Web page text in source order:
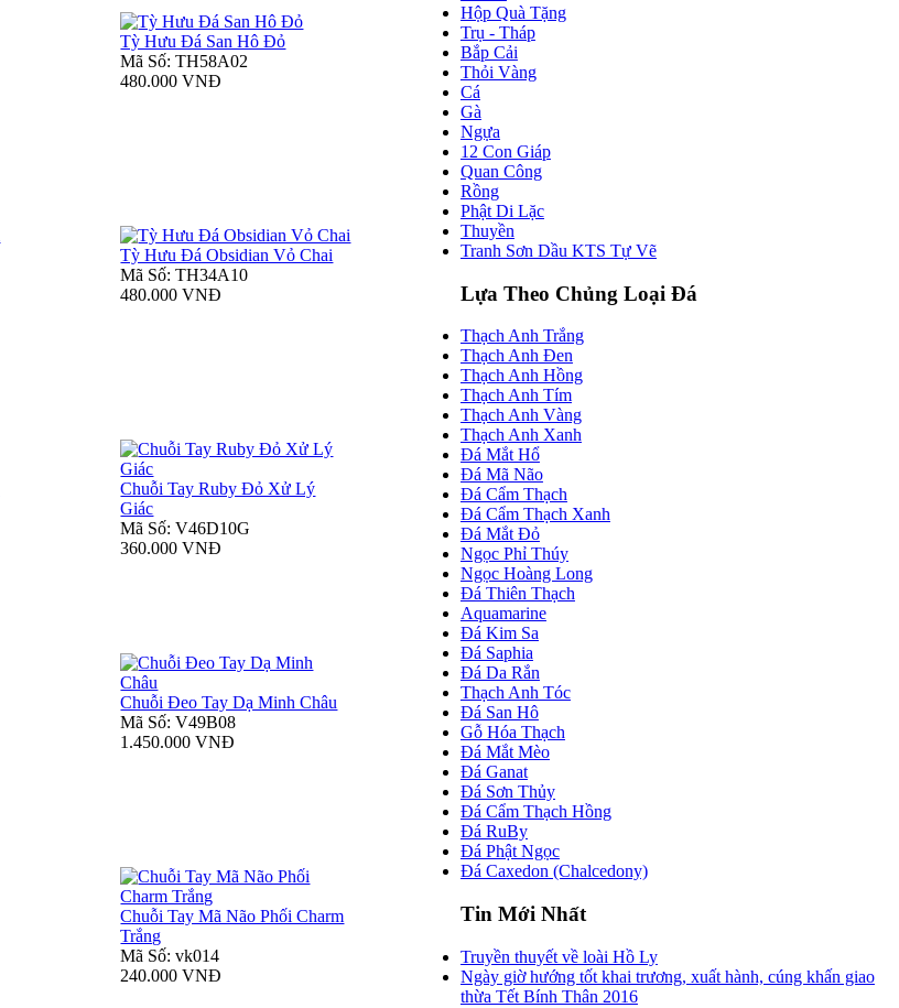
Tỳ Hưu Đá San Hô Đỏ
Mã Số: TH58A02
480.000 VNĐ
Tỳ Hưu Đá Obsidian Vỏ Chai
Mã Số: TH34A10
480.000 VNĐ
Chuỗi Tay Ruby Đỏ Xử Lý
Giác
Mã Số: V46D10G
360.000 VNĐ
Chuỗi Đeo Tay Dạ Minh Châu
Mã Số: V49B08
1.450.000 VNĐ
Chuỗi Tay Mã Não Phối Charm
Trắng
Mã Số: vk014
240.000 VNĐ
Hộp Quà Tặng
Trụ - Tháp
Bắp Cải
Thỏi Vàng
Cá
Gà
Ngựa
12 Con Giáp
Quan Công
Rồng
Phật Di Lặc
Thuyền
Tranh Sơn Dầu KTS Tự Vẽ
Lựa Theo Chủng Loại Đá
Thạch Anh Trắng
Thạch Anh Đen
Thạch Anh Hồng
Thạch Anh Tím
Thạch Anh Vàng
Thạch Anh Xanh
Đá Mắt Hổ
Đá Mã Não
Đá Cẩm Thạch
Đá Cẩm Thạch Xanh
Đá Mắt Đỏ
Ngọc Phỉ Thúy
Ngọc Hoàng Long
Đá Thiên Thạch
Aquamarine
Đá Kim Sa
Đá Saphia
Đá Da Rắn
Thạch Anh Tóc
Đá San Hô
Gỗ Hóa Thạch
Đá Mắt Mèo
Đá Ganat
Đá Sơn Thủy
Đá Cẩm Thạch Hồng
Đá RuBy
Đá Phật Ngọc
Đá Caxedon (Chalcedony)
Tin Mới Nhất
Truyền thuyết về loài Hồ Ly
Ngày giờ hướng tốt khai trương, xuất hành, cúng khấn giao
thừa Tết Bính Thân 2016